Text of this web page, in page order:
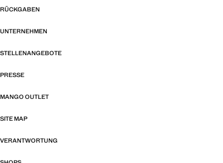
RÜCKGABEN
UNTERNEHMEN
STELLENANGEBOTE
PRESSE
MANGO OUTLET
SITE MAP
VERANTWORTUNG